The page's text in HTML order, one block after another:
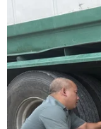
Ngư dân
chủ quyền
13/05/2014 04:25
Tại lễ phát